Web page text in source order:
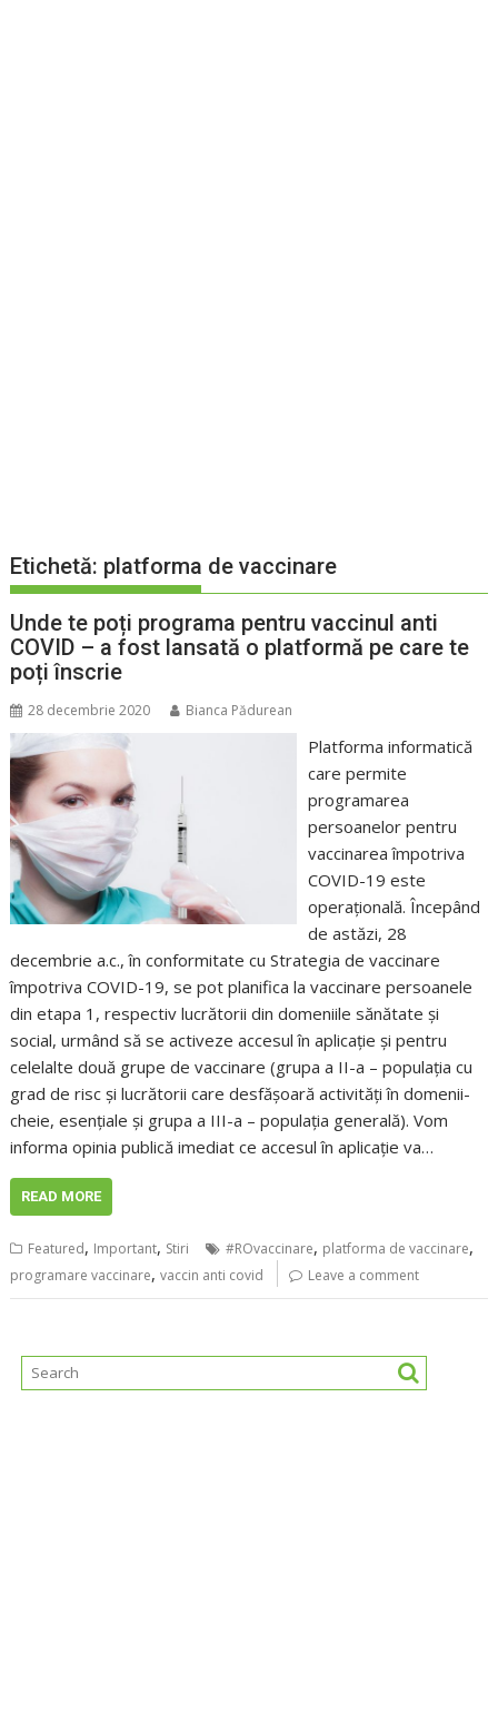
Etichetă: platforma de vaccinare
Unde te poți programa pentru vaccinul anti
COVID – a fost lansată o platformă pe care te
poți înscrie
28 decembrie 2020 Bianca Pădurean
Platforma informatică
care permite
programarea
persoanelor pentru
vaccinarea împotriva
COVID-19 este
operațională. Începând
de astăzi, 28
decembrie a.c., în conformitate cu Strategia de vaccinare
împotriva COVID-19, se pot planifica la vaccinare persoanele
din etapa 1, respectiv lucrătorii din domeniile sănătate și
social, urmând să se activeze accesul în aplicație și pentru
celelalte două grupe de vaccinare (grupa a II-a – populația cu
grad de risc și lucrătorii care desfășoară activități în domenii-
cheie, esențiale și grupa a III-a – populația generală). Vom
informa opinia publică imediat ce accesul în aplicație va…
READ MORE
Featured, Important, Stiri #ROvaccinare, platforma de vaccinare,
programare vaccinare,vaccin anti covid Leave a comment